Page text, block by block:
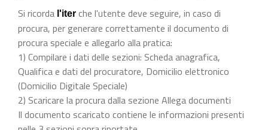
Si ricorda l'iter che l'utente deve seguire, in caso di
procura, per generare correttamente il documento di
procura speciale e allegarlo alla pratica:
1) Compilare i dati delle sezioni: Scheda anagrafica,
Qualifica e dati del procuratore, Domicilio elettronico
(Domicilio Digitale Speciale)
2) Scaricare la procura dalla sezione Allega documenti
Il documento scaricato contiene le informazioni presenti